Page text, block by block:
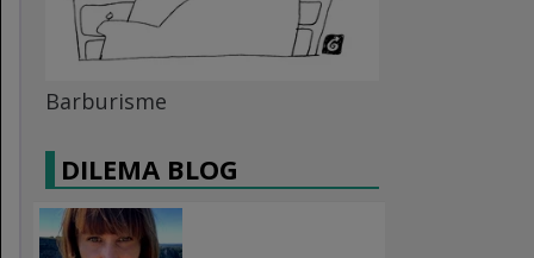
Barburisme
DILEMA BLOG